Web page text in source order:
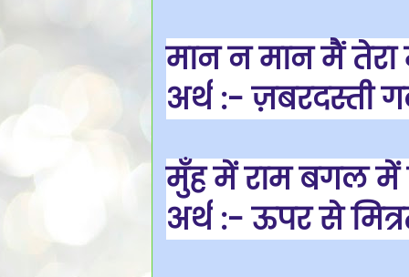
मान न मान मैं
अर्थ :- ज़बरदस्ती
मुँह में राम बगल में
अर्थ :- ऊपर से